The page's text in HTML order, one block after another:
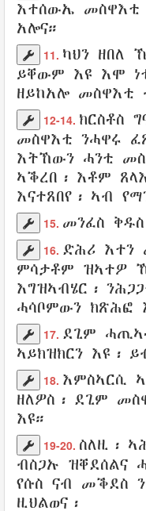
እተሰውኤ መስዋእቲ
አሎና።
11. ካህን ዘበለ
ይቐውም እዩ እሞ
ዘይከአሎ መስዋእቲ
12-14. ክርስቶስ
መስዋእቲ ንሓዋሩ
እትኸውን ሓንቲ
ኣቕረበ፡ እቶም
እናተጸበየ ፡ ኣብ
15. መንፈስ ቅዱስ
16. ድሕሪ እተን
ምሳታቶም ዝኣተዎ
እግዝኣብሄር ፡
ሓሳቦምውን ክጽሕፎ
17. ደጊም
ኣይክዝክርን እዩ፡
18. እምስኣርሲ
ዘለዎስ ፡ ደጊም
እዩ።
19-20. ስለዚ፡
ብስጋኡ ዝቐደሰልና
የሱስ ናብ መቕደስ
ዚህልወና ፡